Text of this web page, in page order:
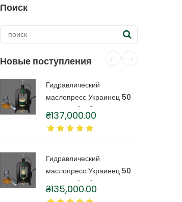
Поиск
Новые поступления
Гидравлический
маслопресс Украинец 50
тонн CraftOil с
капролоновой бочкой 6
литров
₴137,000.00
Гидравлический
маслопресс Украинец 50
тонн CraftOil с
капролоновой бочкой 4
₴135,000.00